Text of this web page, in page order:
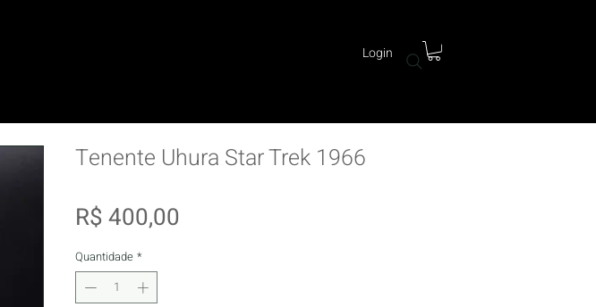
Login
Tenente Uhura Star Trek 1966
R$ 400,00
Quantidade *